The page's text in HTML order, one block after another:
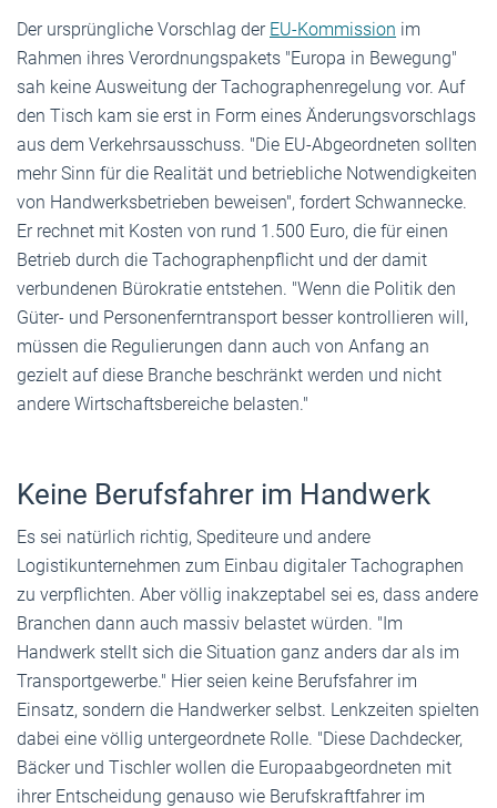
Der ursprüngliche Vorschlag der EU-Kommission im
Rahmen ihres Verordnungspakets "Europa in Bewegung"
sah keine Ausweitung der Tachographenregelung vor. Auf
den Tisch kam sie erst in Form eines Änderungsvorschlags
aus dem Verkehrsausschuss. "Die EU-Abgeordneten sollten
mehr Sinn für die Realität und betriebliche Notwendigkeiten
von Handwerksbetrieben beweisen", fordert Schwannecke.
Er rechnet mit Kosten von rund 1.500 Euro, die für einen
Betrieb durch die Tachographenpflicht und der damit
verbundenen Bürokratie entstehen. "Wenn die Politik den
Güter- und Personenferntransport besser kontrollieren will,
müssen die Regulierungen dann auch von Anfang an
gezielt auf diese Branche beschränkt werden und nicht
andere Wirtschaftsbereiche belasten."
Keine Berufsfahrer im Handwerk
Es sei natürlich richtig, Spediteure und andere
Logistikunternehmen zum Einbau digitaler Tachographen
zu verpflichten. Aber völlig inakzeptabel sei es, dass andere
Branchen dann auch massiv belastet würden. "Im
Handwerk stellt sich die Situation ganz anders dar als im
Transportgewerbe." Hier seien keine Berufsfahrer im
Einsatz, sondern die Handwerker selbst. Lenkzeiten spielten
dabei eine völlig untergeordnete Rolle. "Diese Dachdecker,
Bäcker und Tischler wollen die Europaabgeordneten mit
ihrer Entscheidung genauso wie Berufskraftfahrer im